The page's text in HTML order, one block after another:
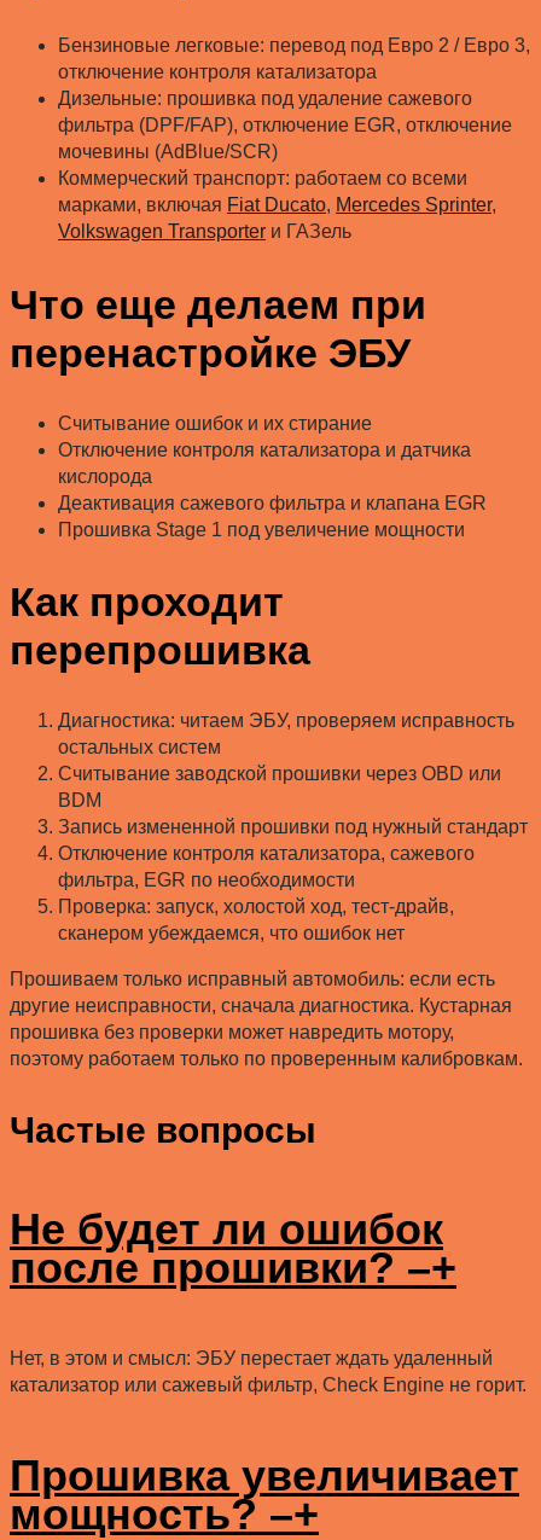
Бензиновые легковые: перевод под Евро 2 / Евро 3,
отключение контроля катализатора
Дизельные: прошивка под удаление сажевого
фильтра (DPF/FAP), отключение EGR, отключение
мочевины (AdBlue/SCR)
Коммерческий транспорт: работаем со всеми
марками, включая Fiat Ducato, Mercedes Sprinter,
Volkswagen Transporter и ГАЗель
Что еще делаем при
перенастройке ЭБУ
Считывание ошибок и их стирание
Отключение контроля катализатора и датчика
кислорода
Деактивация сажевого фильтра и клапана EGR
Прошивка Stage 1 под увеличение мощности
Как проходит
перепрошивка
Диагностика: читаем ЭБУ, проверяем исправность
остальных систем
Считывание заводской прошивки через OBD или
BDM
Запись измененной прошивки под нужный стандарт
Отключение контроля катализатора, сажевого
фильтра, EGR по необходимости
Проверка: запуск, холостой ход, тест-драйв,
сканером убеждаемся, что ошибок нет
Прошиваем только исправный автомобиль: если есть
другие неисправности, сначала диагностика. Кустарная
прошивка без проверки может навредить мотору,
поэтому работаем только по проверенным калибровкам.
Частые вопросы
Не будет ли ошибок
после прошивки? –+
Нет, в этом и смысл: ЭБУ перестает ждать удаленный
катализатор или сажевый фильтр, Check Engine не горит.
Прошивка увеличивает
мощность?–+